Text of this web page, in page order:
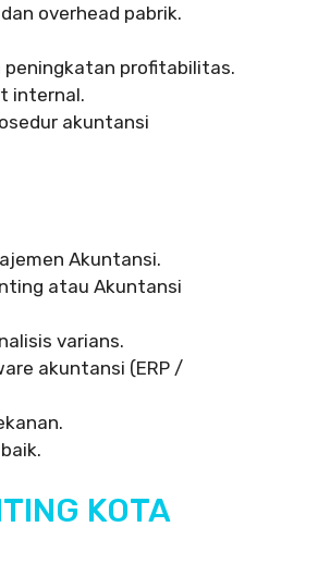
overhead pabrik.
peningkatan profitabilitas.
internal.
akuntansi
Akuntansi.
atau Akuntansi
varians.
akuntansi (ERP /
KOTA